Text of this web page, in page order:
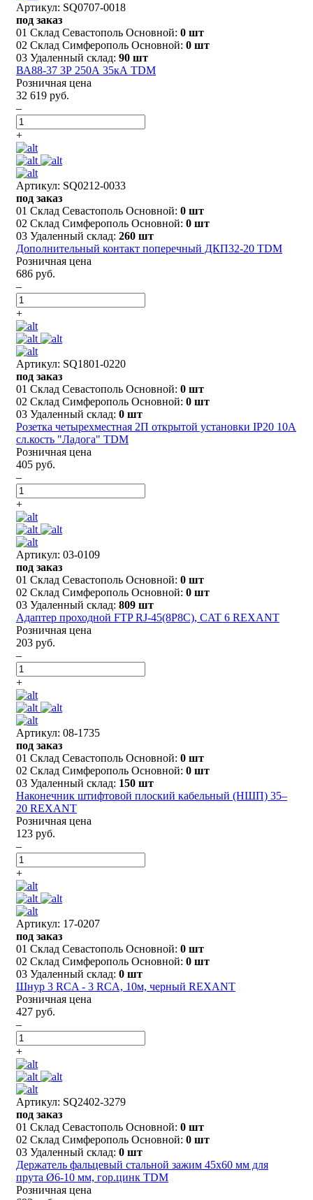
Артикул: SQ0707-0018
под заказ
01 Склад Севастополь Основной: 0 шт
02 Склад Симферополь Основной: 0 шт
03 Удаленный склад: 90 шт
ВА88-37 3Р 250А 35кА TDM
Розничная цена
32 619 руб.
–
+
Артикул: SQ0212-0033
под заказ
01 Склад Севастополь Основной: 0 шт
02 Склад Симферополь Основной: 0 шт
03 Удаленный склад: 260 шт
Дополнительный контакт поперечный ДКП32-20 TDM
Розничная цена
686 руб.
–
+
Артикул: SQ1801-0220
под заказ
01 Склад Севастополь Основной: 0 шт
02 Склад Симферополь Основной: 0 шт
03 Удаленный склад: 0 шт
Розетка четырехместная 2П открытой установки IP20 10A
сл.кость "Ладога" TDM
Розничная цена
405 руб.
–
+
Артикул: 03-0109
под заказ
01 Склад Севастополь Основной: 0 шт
02 Склад Симферополь Основной: 0 шт
03 Удаленный склад: 809 шт
Адаптер проходной FTP RJ-45(8P8C), CAT 6 REXANT
Розничная цена
203 руб.
–
+
Артикул: 08-1735
под заказ
01 Склад Севастополь Основной: 0 шт
02 Склад Симферополь Основной: 0 шт
03 Удаленный склад: 150 шт
Наконечник штифтовой плоский кабельный (НШП) 35–
20 REXANT
Розничная цена
123 руб.
–
+
Артикул: 17-0207
под заказ
01 Склад Севастополь Основной: 0 шт
02 Склад Симферополь Основной: 0 шт
03 Удаленный склад: 0 шт
Шнур 3 RCA - 3 RCA, 10м, черный REXANT
Розничная цена
427 руб.
–
+
Артикул: SQ2402-3279
под заказ
01 Склад Севастополь Основной: 0 шт
02 Склад Симферополь Основной: 0 шт
03 Удаленный склад: 0 шт
Держатель фальцевый стальной зажим 45х60 мм для
прута Ø6-10 мм, гор.цинк TDM
Розничная цена